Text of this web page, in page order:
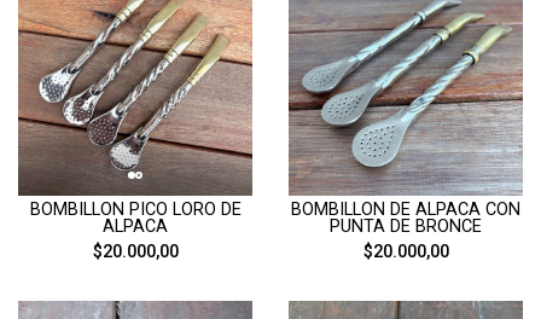
BOMBILLON PICO LORO DE
ALPACA
$20.000,00
BOMBILLON DE ALPACA CON
PUNTA DE BRONCE
$20.000,00